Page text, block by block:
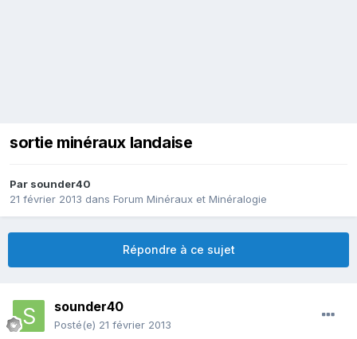
sortie minéraux landaise
Par sounder40
21 février 2013 dans Forum Minéraux et Minéralogie
Répondre à ce sujet
sounder40
Posté(e) 21 février 2013